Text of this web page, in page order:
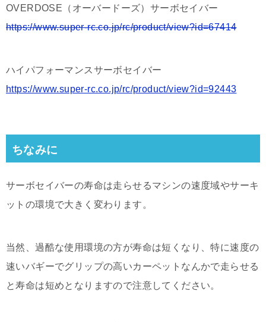
OVERDOSE（オーバードーズ）サーボセイバー
https://www.super-rc.co.jp/rc/product/view?id=67414
ハイパフォーマンスサーボセイバー
https://www.super-rc.co.jp/rc/product/view?id=92443
ちなみに
サーボセイバーの寿命は走らせるマシンの速度域やサーキ
ットの環境で大きく変わります。
当然、過酷な使用環境の方が寿命は短くなり、特に速度の
速いバギーでグリップの高いカーペットなんかで走らせる
と寿命は短めとなりますので注意してください。